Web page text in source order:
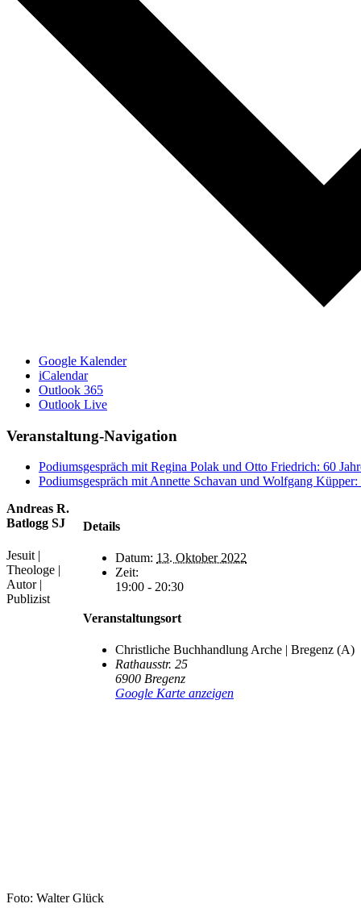
Google Kalender
iCalendar
Outlook 365
Outlook Live
Veranstaltung-Navigation
Podiumsgespräch mit Regina Polak und Otto Friedrich: 60
Podiumsgespräch mit Annette Schavan und Wolfgang
Details
Datum: 13. Oktober 2022
Zeit:
19:00 - 20:30
Veranstaltungsort
Christliche Buchhandlung Arche | Bregenz (A)
Rathausstr. 25
6900 Bregenz
Google Karte anzeigen
Andreas R.
Batlogg SJ
Jesuit |
Theologe |
Autor |
Publizist
Foto: Walter Glück